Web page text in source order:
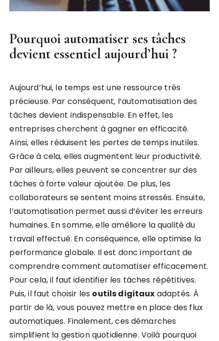
Pourquoi automatiser ses tâches
devient essentiel aujourd’hui ?
Aujourd’hui, le temps est une ressource très
précieuse. Par conséquent, l’automatisation des
tâches devient indispensable. En effet, les
entreprises cherchent à gagner en efficacité.
Ainsi, elles réduisent les pertes de temps inutiles.
Grâce à cela, elles augmentent leur productivité.
Par ailleurs, elles peuvent se concentrer sur des
tâches à forte valeur ajoutée. De plus, les
collaborateurs se sentent moins stressés. Ensuite,
l’automatisation permet aussi d’éviter les erreurs
humaines. En somme, elle améliore la qualité du
travail effectué. En conséquence, elle optimise la
performance globale. Il est donc important de
comprendre comment automatiser efficacement.
Pour cela, il faut identifier les tâches répétitives.
Puis, il faut choisir les outils digitaux adaptés. À
partir de là, vous pouvez mettre en place des flux
automatiques. Finalement, ces démarches
simplifient la gestion quotidienne. Voilà pourquoi